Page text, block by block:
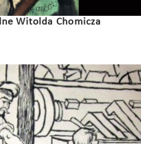
Witolda Chomicza